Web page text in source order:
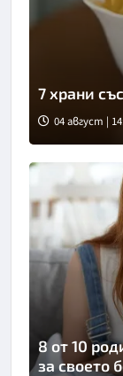
Снимка:
7 храни
04 август |
8 от 10
за своето